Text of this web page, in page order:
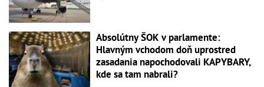
Absolútny ŠOK v parlamente:
Hlavným vchodom doň uprostred
zasadania napochodovali KAPYBARY,
kde sa tam nabrali?